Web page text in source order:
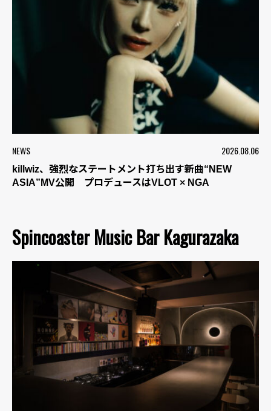
NEWS 2026.08.06
killwiz、強烈なステートメント打ち出す新曲“NEW
ASIA”MV公開 プロデュースはVLOT × NGA
Spincoaster Music Bar Kagurazaka